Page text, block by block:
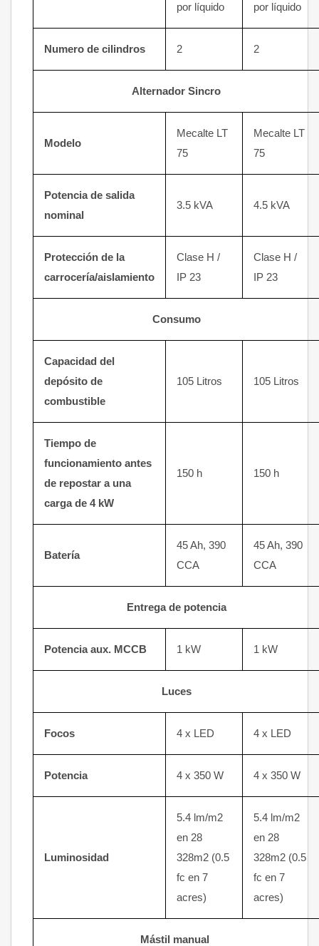
por líquido
por líquido
Numero de cilindros 2 2
Alternador Sincro
Modelo
Mecalte LT
75
Mecalte LT
75
Potencia de salida
nominal
3.5 kVA 4.5 kVA
Protección de la
carrocería/aislamiento
Clase H /
IP 23
Clase H /
IP 23
Consumo
Capacidad del
depósito de
combustible
105 Litros 105 Litros
Tiempo de
funcionamiento antes
de repostar a una
carga de 4 kW
150 h 150 h
Batería
45 Ah, 390
CCA
45 Ah, 390
CCA
Entrega de potencia
Potencia aux. MCCB 1 kW 1 kW
Luces
Focos 4 x LED 4 x LED
Potencia 4 x 350 W 4 x 350 W
Luminosidad
5.4 lm/m2
en 28
328m2 (0.5
fc en 7
acres)
5.4 lm/m2
en 28
328m2 (0.5
fc en 7
acres)
Mástil manual